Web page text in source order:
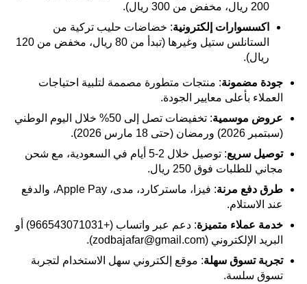
200 ريال، مخفض من 300 ريال).
اكسسوارات إلكترونية: خضاضات حليب تركية من
الستانلس ستيل وغيرها (تبدأ من 80 ريال، مخفض من 120
ريال).
جودة مضمونة: منتجات متطورة مصممة لتلبية احتياجات
العملاء بأعلى معايير الجودة.
عروض موسمية
: تخفيضات تصل إلى 50% خلال اليوم الوطني
(سبتمبر 2026) ورمضان (حتى 18 مارس 2026).
توصيل سريع
: توصيل خلال 2-5 أيام في السعودية، مع شحن
مجاني للطلبات فوق 250 ريال.
طرق دفع مرنة
: فيزا، ماستركارد، مدى، Apple Pay، والدفع
عند الاستلام.
خدمة عملاء متميزة
: دعم عبر واتساب (+966543071031) أو
البريد الإلكتروني (zodbajafar@gmail.com).
تجربة تسوق سهلة: موقع إلكتروني سهل الاستخدام لتجربة
تسوق سلسة.